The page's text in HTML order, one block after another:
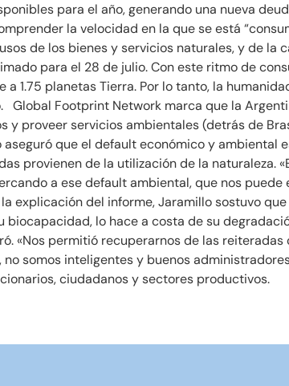
para el año, generando una nueva
la velocidad en la que se está
de los bienes y servicios naturales, y de la
para el 28 de julio. Con este ritmo de
1.75 planetas Tierra. Por lo tanto, la
Global Footprint Network marca que la
proveer servicios ambientales (detrás de
que el default económico y ambiental
provienen de la utilización de la naturaleza.
a ese default ambiental, que nos
explicación del informe, Jaramillo sostuvo
lo hace a costa de su
«Nos permitió recuperarnos de las
somos inteligentes y buenos
ciudadanos y sectores productivos.